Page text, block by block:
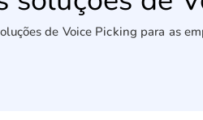
de Voice Picking para as